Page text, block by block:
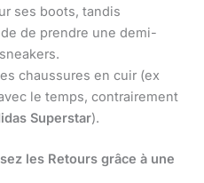
ses boots, tandis
de prendre une demi-
chaussures en cuir (ex
le temps, contrairement
Superstar).
les Retours grâce à une